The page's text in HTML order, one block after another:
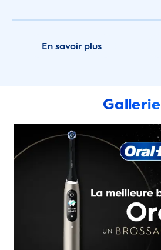
En savoir plus
Gallerie